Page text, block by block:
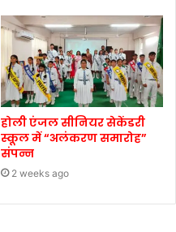
होली एंजल सीनियर सेकेंडरी
स्कूल में “अलंकरण समारोह”
संपन्न
2 weeks ago